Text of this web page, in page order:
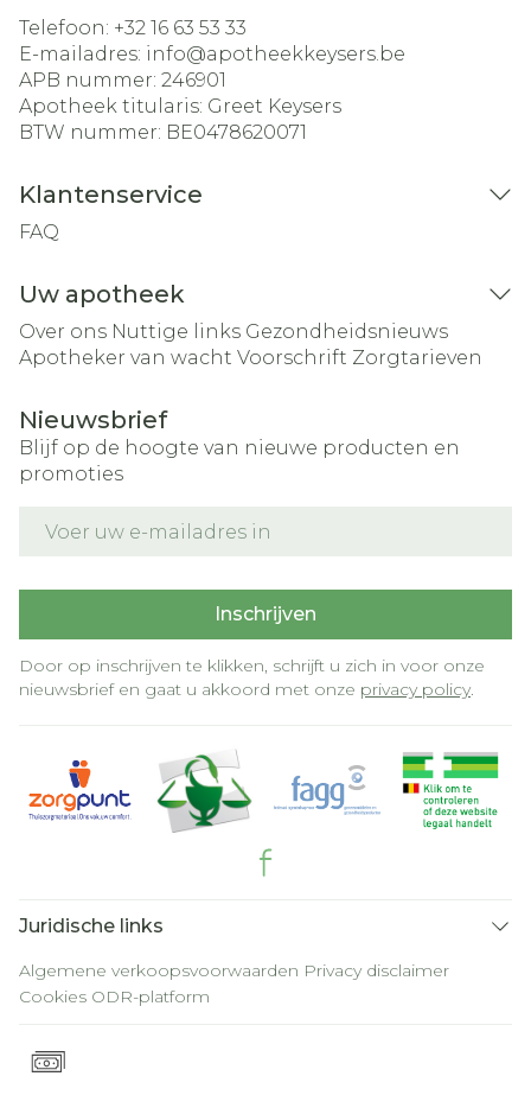
Telefoon: +32 16 63 53 33
E-mailadres: info@apotheekkeysers.be
APB nummer: 246901
Apotheek titularis: Greet Keysers
BTW nummer: BE0478620071
Klantenservice
FAQ
Uw apotheek
Over ons Nuttige links Gezondheidsnieuws
Apotheker van wacht Voorschrift Zorgtarieven
Nieuwsbrief
Blijf op de hoogte van nieuwe producten en
promoties
Inschrijven
Door op inschrijven te klikken, schrijft u zich in voor onze
nieuwsbrief en gaat u akkoord met onze privacy policy.
Juridische links
Algemene verkoopsvoorwaarden Privacy disclaimer
Cookies ODR-platform